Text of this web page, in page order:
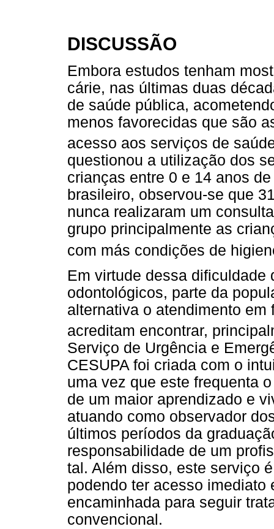
DISCUSSÃO
Embora estudos tenham
cárie, nas últimas duas
de saúde pública,
menos favorecidas que são
acesso aos serviços de
questionou a utilização dos
crianças entre 0 e 14 anos
brasileiro, observou-se que
nunca realizaram um
grupo principalmente as
com más condições de
Em virtude dessa dificuldade
odontológicos, parte da
alternativa o atendimento
acreditam encontrar,
Serviço de Urgência e
CESUPA foi criada com o
uma vez que este frequenta
de um maior aprendizado e
atuando como observador
últimos períodos da
responsabilidade de um
tal. Além disso, este serviço
podendo ter acesso imediato
encaminhada para seguir
convencional.